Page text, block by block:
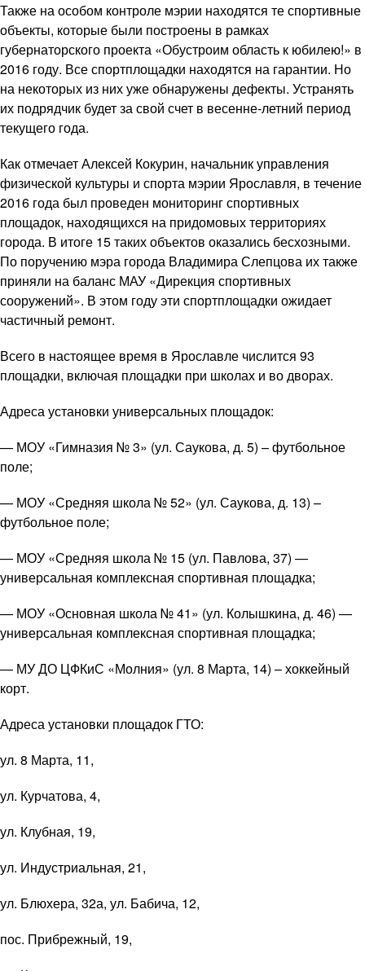
Также на особом контроле мэрии находятся те спортивные
объекты, которые были построены в рамках
губернаторского проекта «Обустроим область к юбилею!» в
2016 году. Все спортплощадки находятся на гарантии. Но
на некоторых из них уже обнаружены дефекты. Устранять
их подрядчик будет за свой счет в весенне-летний период
текущего года.
Как отмечает Алексей Кокурин, начальник управления
физической культуры и спорта мэрии Ярославля, в течение
2016 года был проведен мониторинг спортивных
площадок, находящихся на придомовых территориях
города. В итоге 15 таких объектов оказались бесхозными.
По поручению мэра города Владимира Слепцова их также
приняли на баланс МАУ «Дирекция спортивных
сооружений». В этом году эти спортплощадки ожидает
частичный ремонт.
Всего в настоящее время в Ярославле числится 93
площадки, включая площадки при школах и во дворах.
Адреса установки универсальных площадок:
— МОУ «Гимназия № 3» (ул. Саукова, д. 5) – футбольное
поле;
— МОУ «Средняя школа № 52» (ул. Саукова, д. 13) –
футбольное поле;
— МОУ «Средняя школа № 15 (ул. Павлова, 37) —
универсальная комплексная спортивная площадка;
— МОУ «Основная школа № 41» (ул. Колышкина, д. 46) —
универсальная комплексная спортивная площадка;
— МУ ДО ЦФКиС «Молния» (ул. 8 Марта, 14) – хоккейный
корт.
Адреса установки площадок ГТО:
ул. 8 Марта, 11,
ул. Курчатова, 4,
ул. Клубная, 19,
ул. Индустриальная, 21,
ул. Блюхера, 32а, ул. Бабича, 12,
пос. Прибрежный, 19,